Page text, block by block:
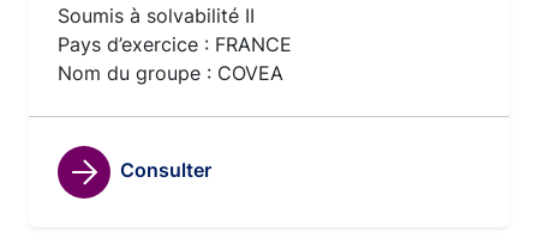
Soumis à solvabilité II
Pays d’exercice : FRANCE
Nom du groupe : COVEA
Consulter